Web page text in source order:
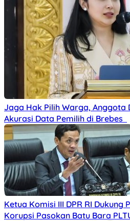
Jaga Hak Pilih Warga, Anggota
Akurasi Data Pemilih di Brebes
Ketua Komisi III DPR RI Dukung
Korupsi Pasokan Batu Bara